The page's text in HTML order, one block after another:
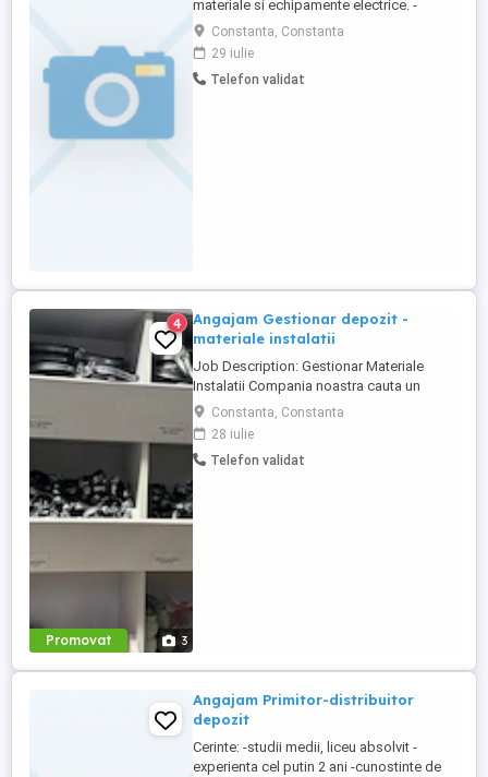
materiale si echipamente electrice. -
cunostinte primare despre gestiune
primara, electricitate si materiale electrice
-permis conducere. Se acorda bonuri de
masa si plata orelor suplimentare.
Constanta, Constanta
29 iulie
Telefon validat
Promovat 3
4
Angajam Gestionar depozit -
materiale instalatii
Job Description: Gestionar Materiale
Instalatii Compania noastra cauta un
Gestionar Materiale Instalatii responsabil
si dedicat pentru a se alatura echipei
noastre din departamentul de logistica.
Daca esti o persoana organizata, atenta la
Constanta, Constanta
28 iulie
Telefon validat
Angajam Primitor-distribuitor
depozit
Cerinte: -studii medii, liceu absolvit -
experienta cel putin 2 ani -cunostinte de